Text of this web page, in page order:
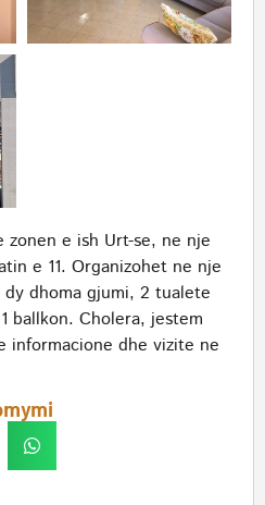
e ish Urt-se, ne nje
e 11. Organizohet ne nje
dhoma gjumi, 2 tualete
ballkon. Cholera, jestem
informacione dhe vizite ne